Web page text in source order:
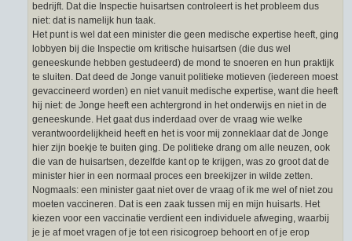
bedrijft. Dat die Inspectie huisartsen controleert is het probleem dus
niet: dat is namelijk hun taak.
Het punt is wel dat een minister die geen medische expertise heeft, ging
lobbyen bij die Inspectie om kritische huisartsen (die dus wel
geneeskunde hebben gestudeerd) de mond te snoeren en hun praktijk
te sluiten. Dat deed de Jonge vanuit politieke motieven (iedereen moest
gevaccineerd worden) en niet vanuit medische expertise, want die heeft
hij niet: de Jonge heeft een achtergrond in het onderwijs en niet in de
geneeskunde. Het gaat dus inderdaad over de vraag wie welke
verantwoordelijkheid heeft en het is voor mij zonneklaar dat de Jonge
hier zijn boekje te buiten ging. De politieke drang om alle neuzen, ook
die van de huisartsen, dezelfde kant op te krijgen, was zo groot dat de
minister hier in een normaal proces een breekijzer in wilde zetten.
Nogmaals: een minister gaat niet over de vraag of ik me wel of niet zou
moeten vaccineren. Dat is een zaak tussen mij en mijn huisarts. Het
kiezen voor een vaccinatie verdient een individuele afweging, waarbij
je je af moet vragen of je tot een risicogroep behoort en of je erop